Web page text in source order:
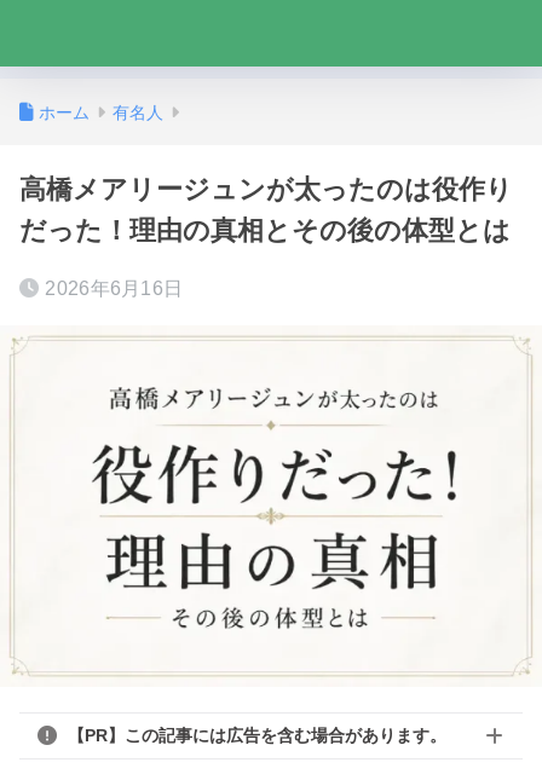
ホーム 有名人
高橋メアリージュンが太ったのは役作り
だった！理由の真相とその後の体型とは
2026年6月16日
【PR】この記事には広告を含む場合があります。